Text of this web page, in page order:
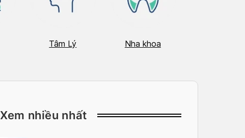
Tâm Lý Nha khoa
Xem nhiều nhất